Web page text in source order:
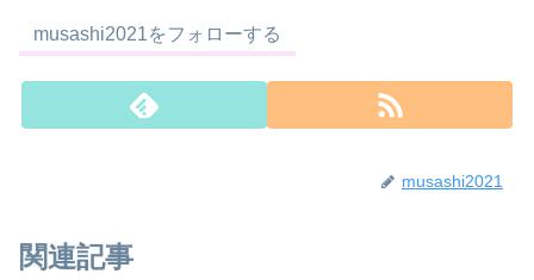
musashi2021をフォローする
musashi2021
関連記事